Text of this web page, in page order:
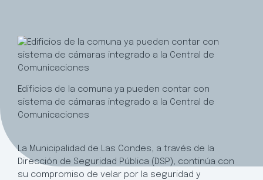
Edificios de la comuna ya pueden contar con
sistema de cámaras integrado a la Central de
Comunicaciones
La Municipalidad de Las Condes, a través de la
Dirección de Seguridad Pública (DSP), continúa con
su compromiso de velar por la seguridad y